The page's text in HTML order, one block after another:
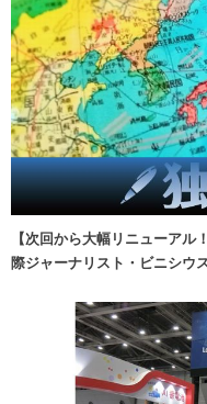
【次回から大幅リニューア
際ジャーナリスト・ビニシウ